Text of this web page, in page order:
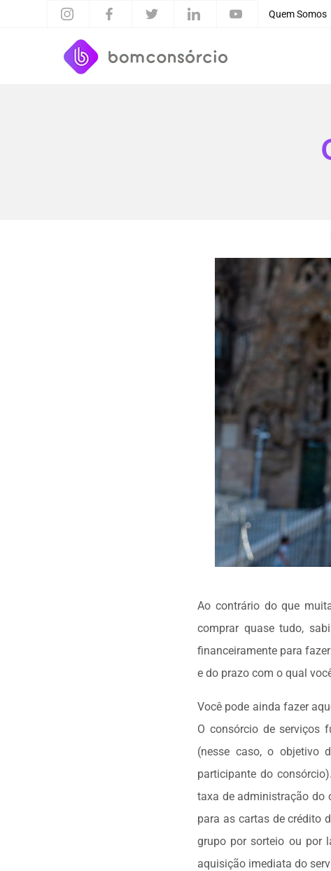
Quem Somos
Ao contrário do que
comprar quase tudo,
financeiramente para
e do prazo com o qual
Você pode ainda fazer
O consórcio de serviços
(nesse caso, o objetivo
participante do
taxa de administração do
para as cartas de crédito
grupo por sorteio ou por
aquisição imediata do